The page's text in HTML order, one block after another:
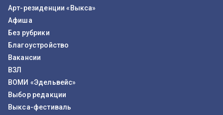
Арт-резиденции «Выкса»
Афиша
Без рубрики
Благоустройство
Вакансии
ВЗЛ
ВОМИ «Эдельвейс»
Выбор редакции
Выкса-фестиваль